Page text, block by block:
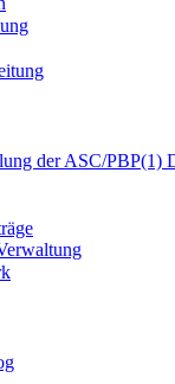
der ASC/PBP(1)